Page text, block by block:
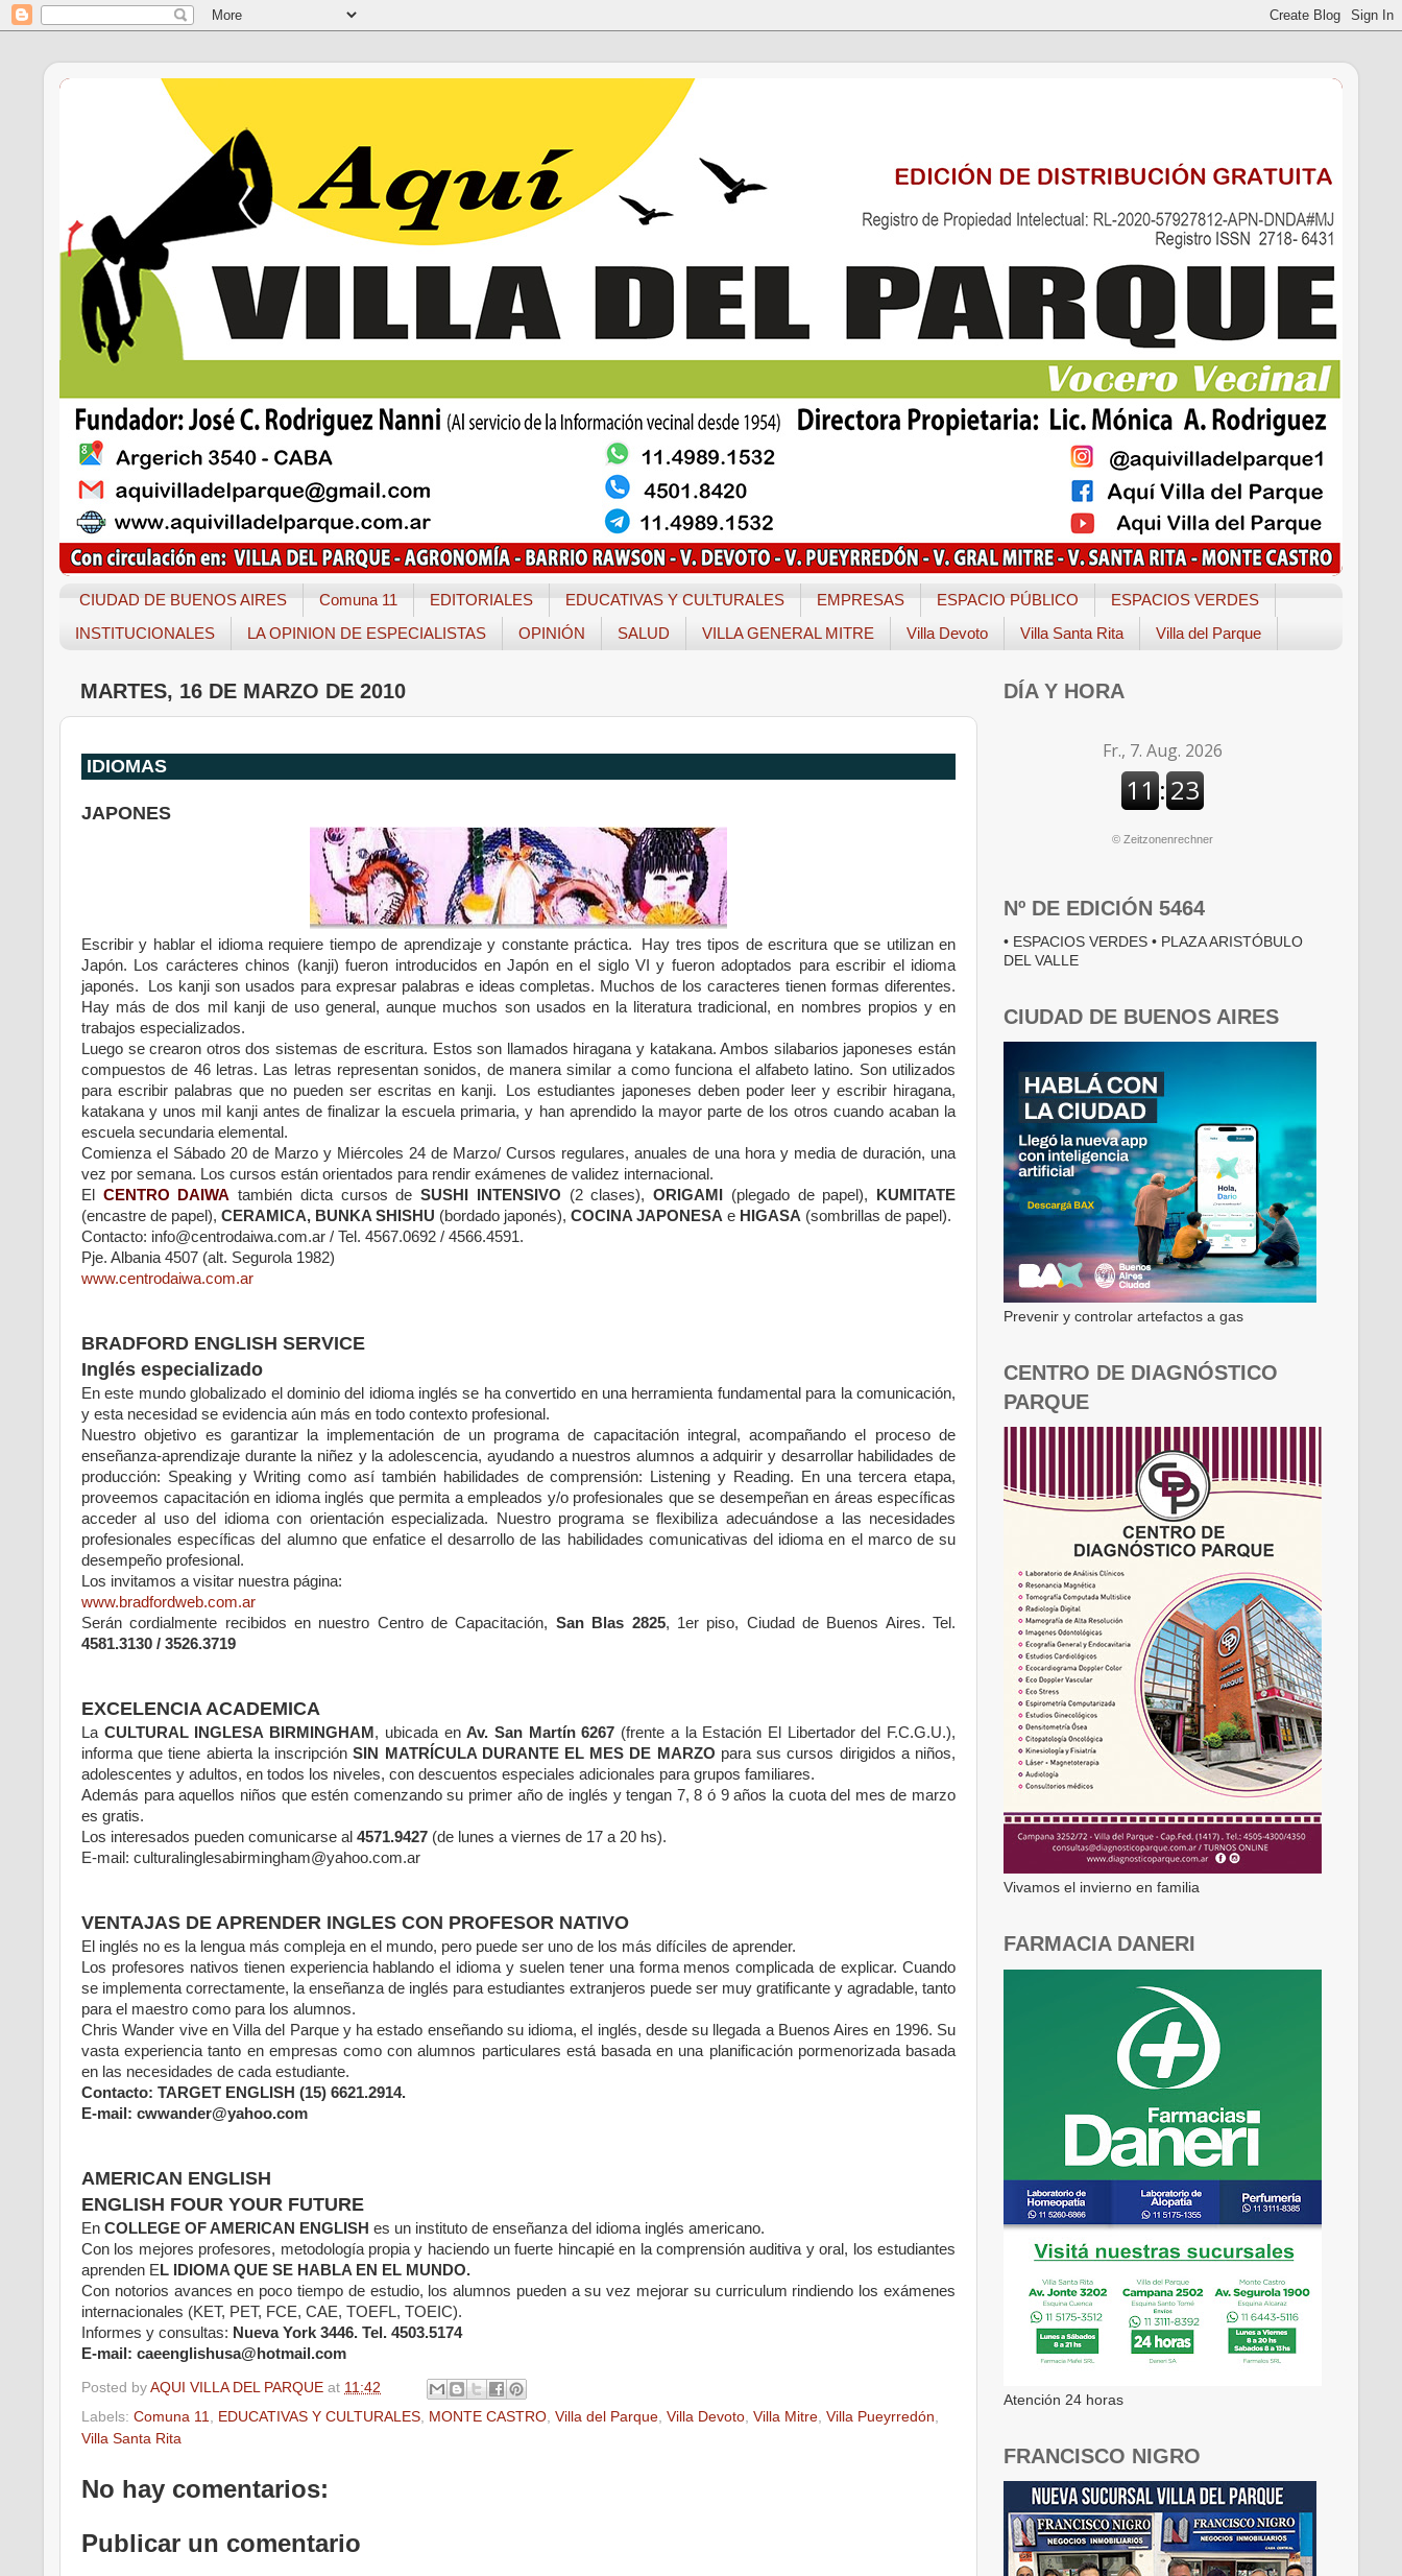
CIUDAD DE BUENOS AIRES Comuna 11 EDITORIALES EDUCATIVAS Y CULTURALES EMPRESAS ESPACIO PÚBLICO
ESPACIOS VERDES
INSTITUCIONALES
LA OPINION DE ESPECIALISTAS OPINIÓN SALUD VILLA GENERAL MITRE Villa Devoto Villa Santa Rita Villa del Parque
MARTES, 16 DE MARZO DE 2010
IDIOMAS
JAPONES
Escribir y hablar el idioma requiere tiempo de aprendizaje y constante práctica. Hay tres tipos de escritura que se utilizan en
Japón. Los carácteres chinos (kanji) fueron introducidos en Japón en el siglo VI y fueron adoptados para escribir el idioma
japonés. Los kanji son usados para expresar palabras e ideas completas. Muchos de los caracteres tienen formas diferentes.
Hay más de dos mil kanji de uso general, aunque muchos son usados en la literatura tradicional, en nombres propios y en
trabajos especializados.
Luego se crearon otros dos sistemas de escritura. Estos son llamados hiragana y katakana. Ambos silabarios japoneses están
compuestos de 46 letras. Las letras representan sonidos, de manera similar a como funciona el alfabeto latino. Son utilizados
para escribir palabras que no pueden ser escritas en kanji. Los estudiantes japoneses deben poder leer y escribir hiragana,
katakana y unos mil kanji antes de finalizar la escuela primaria, y han aprendido la mayor parte de los otros cuando acaban la
escuela secundaria elemental.
Comienza el Sábado 20 de Marzo y Miércoles 24 de Marzo/ Cursos regulares, anuales de una hora y media de duración, una
vez por semana. Los cursos están orientados para rendir exámenes de validez internacional.
El CENTRO DAIWA también dicta cursos deSUSHI INTENSIVO (2 clases),ORIGAMI (plegado de papel),
KUMITATE
(encastre de papel), CERAMICA, BUNKA SHISHU (bordado japonés), COCINA JAPONESA e HIGASA (sombrillas de papel).
Contacto: info@centrodaiwa.com.ar / Tel. 4567.0692 / 4566.4591.
Pje. Albania 4507 (alt. Segurola 1982)
www.centrodaiwa.com.ar
BRADFORD ENGLISH SERVICE
Inglés especializado
En este mundo globalizado el dominio del idioma inglés se ha convertido en una herramienta fundamental para la comunicación,
y esta necesidad se evidencia aún más en todo contexto profesional.
Nuestro objetivo es garantizar la implementación de un programa de capacitación integral, acompañando el proceso de
enseñanza-aprendizaje durante la niñez y la adolescencia, ayudando a nuestros alumnos a adquirir y desarrollar habilidades de
producción: Speaking y Writing como así también habilidades de comprensión: Listening y Reading. En una tercera etapa,
proveemos capacitación en idioma inglés que permita a empleados y/o profesionales que se desempeñan en áreas específicas
acceder al uso del idioma con orientación especializada. Nuestro programa se flexibiliza adecuándose a las necesidades
profesionales específicas del alumno que enfatice el desarrollo de las habilidades comunicativas del idioma en el marco de su
desempeño profesional.
Los invitamos a visitar nuestra página:
www.bradfordweb.com.ar
Serán cordialmente recibidos en nuestro Centro de Capacitación, San Blas 2825, 1er piso, Ciudad de Buenos Aires. Tel.
4581.3130 / 3526.3719
EXCELENCIA ACADEMICA
La CULTURAL INGLESA BIRMINGHAM , ubicada enAv. San Martín 6267 (frente a la Estación El Libertador del F.C.G.U.),
informa que tiene abierta la inscripciónSIN MATRÍCULA DURANTE EL MES DE MARZO para sus cursos dirigidos a niños,
adolescentes y adultos, en todos los niveles, con descuentos especiales adicionales para grupos familiares.
Además para aquellos niños que estén comenzando su primer año de inglés y tengan 7, 8 ó 9 años la cuota del mes de marzo
es gratis.
Los interesados pueden comunicarse al 4571.9427 (de lunes a viernes de 17 a 20 hs).
E-mail: culturalinglesabirmingham@yahoo.com.ar
VENTAJAS DE APRENDER INGLES CON PROFESOR NATIVO
El inglés no es la lengua más compleja en el mundo, pero puede ser uno de los más difíciles de aprender.
Los profesores nativos tienen experiencia hablando el idioma y suelen tener una forma menos complicada de explicar. Cuando
se implementa correctamente, la enseñanza de inglés para estudiantes extranjeros puede ser muy gratificante y agradable, tanto
para el maestro como para los alumnos.
Chris Wander vive en Villa del Parque y ha estado enseñando su idioma, el inglés, desde su llegada a Buenos Aires en 1996. Su
vasta experiencia tanto en empresas como con alumnos particulares está basada en una planificación pormenorizada basada
en las necesidades de cada estudiante.
Contacto: TARGET ENGLISH (15) 6621.2914.
E-mail: cwwander@yahoo.com
AMERICAN ENGLISH
ENGLISH FOUR YOUR FUTURE
En COLLEGE OF AMERICAN ENGLISH es un instituto de enseñanza del idioma inglés americano.
Con los mejores profesores, metodología propia y haciendo un fuerte hincapié en la comprensión auditiva y oral, los estudiantes
aprenden EL IDIOMA QUE SE HABLA EN EL MUNDO.
Con notorios avances en poco tiempo de estudio, los alumnos pueden a su vez mejorar su curriculum rindiendo los exámenes
internacionales (KET, PET, FCE, CAE, TOEFL, TOEIC).
Informes y consultas: Nueva York 3446. Tel. 4503.5174
E-mail: caeenglishusa@hotmail.com
Posted by AQUI VILLA DEL PARQUE at 11:42
Labels: Comuna 11 EDUCATIVAS Y CULTURALES MONTE CASTRO Villa del Parque Villa Devoto Villa Mitre Villa Pueyrredón
Villa Santa Rita
No hay comentarios:
Publicar un comentario
DÍA Y HORA
© Zeitzonenrechner
Nº DE EDICIÓN 5464
• ESPACIOS VERDES • PLAZA ARISTÓBULO
DEL VALLE
CIUDAD DE BUENOS AIRES
Prevenir y controlar artefactos a gas
CENTRO DE DIAGNÓSTICO
PARQUE
Vivamos el invierno en familia
FARMACIA DANERI
Atención 24 horas
FRANCISCO NIGRO